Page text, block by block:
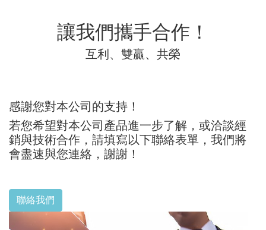
讓我們攜手合作！
互利、雙贏、共榮
感謝您對本公司的支持！
若您希望對本公司產品進一步了解，或洽談經
銷與技術合作，請填寫以下聯絡表單，我們將
會盡速與您連絡，謝謝！
聯絡我們